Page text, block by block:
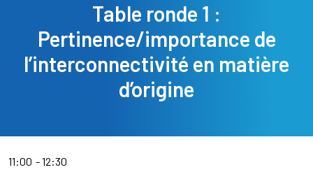
Table ronde 1 :
Pertinence/importance de
l’interconnectivité en matière
d’origine
11:00 12:30